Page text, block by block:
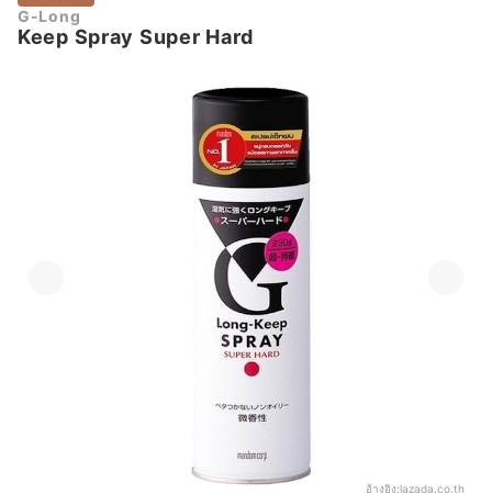
G-Long
Keep Spray Super Hard
อ้างอิง:lazada.co.th